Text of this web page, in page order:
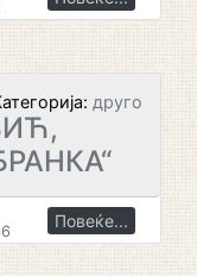
друго
Повеќе...